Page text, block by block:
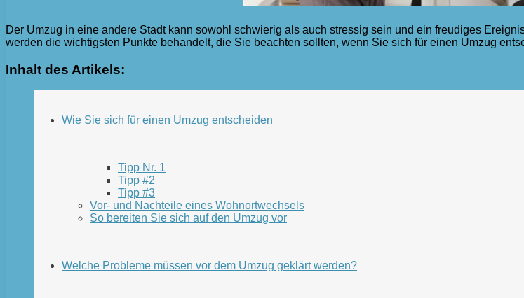
Der Umzug in eine andere Stadt kann sowohl schwierig als auch stressig sein und ein freudiges
werden die wichtigsten Punkte behandelt, die Sie beachten sollten, wenn Sie sich für einen Umzug
Inhalt des Artikels:
Wie Sie sich für einen Umzug entscheiden
Tipp Nr. 1
Tipp #2
Tipp #3
Vor- und Nachteile eines Wohnortwechsels
So bereiten Sie sich auf den Umzug vor
Welche Probleme müssen vor dem Umzug geklärt werden?